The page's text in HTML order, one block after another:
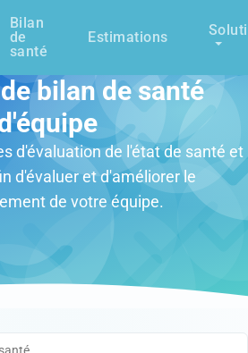
Bilan
de
santé
Estimations
bilan de santé
d'évaluation de l'état de santé et
d'évaluer et d'améliorer le
de votre équipe.